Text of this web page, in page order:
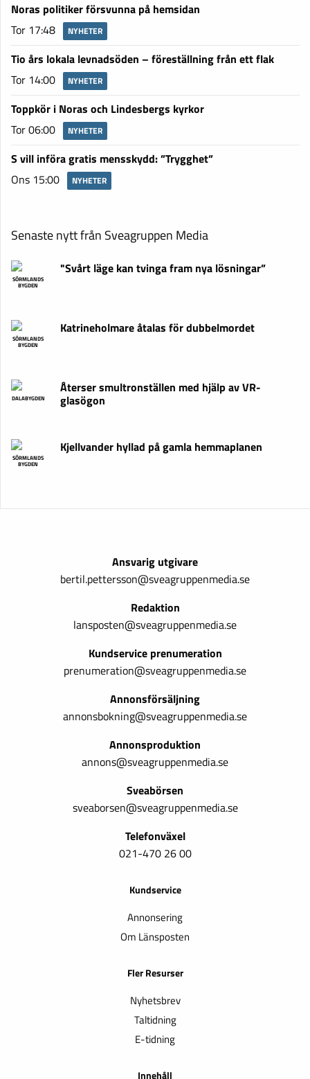
Noras politiker försvunna på hemsidan
Tor 17:48
NYHETER
Tio års lokala levnadsöden – föreställning från ett flak
Tor 14:00
NYHETER
Toppkör i Noras och Lindesbergs kyrkor
Tor 06:00
NYHETER
S vill införa gratis mensskydd: ”Trygghet”
Ons 15:00
NYHETER
Senaste nytt från Sveagruppen Media
SÖRMLANDS
BYGDEN
"Svårt läge kan tvinga fram nya lösningar”
SÖRMLANDS
BYGDEN
Katrineholmare åtalas för dubbelmordet
DALABYGDEN
Återser smultronställen med hjälp av VR-
glasögon
SÖRMLANDS
BYGDEN
Kjellvander hyllad på gamla hemmaplanen
Ansvarig utgivare
bertil.pettersson@sveagruppenmedia.se
Redaktion
lansposten@sveagruppenmedia.se
Kundservice prenumeration
prenumeration@sveagruppenmedia.se
Annonsförsäljning
annonsbokning@sveagruppenmedia.se
Annonsproduktion
annons@sveagruppenmedia.se
Sveabörsen
sveaborsen@sveagruppenmedia.se
Telefonväxel
021-470 26 00
Kundservice
Annonsering
Om Länsposten
Fler Resurser
Nyhetsbrev
Taltidning
E-tidning
Innehåll